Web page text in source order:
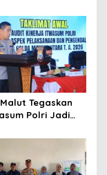
Tegaskan
Polri Jadi
dan Kinerja